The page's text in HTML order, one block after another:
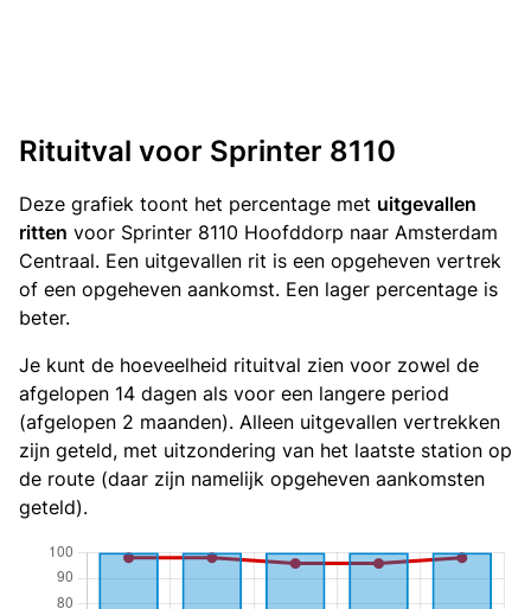
Rituitval voor Sprinter 8110
Deze grafiek toont het percentage met uitgevallen
ritten voor Sprinter 8110 Hoofddorp naar Amsterdam
Centraal. Een uitgevallen rit is een opgeheven vertrek
of een opgeheven aankomst. Een lager percentage is
beter.
Je kunt de hoeveelheid rituitval zien voor zowel de
afgelopen 14 dagen als voor een langere period
(afgelopen 2 maanden). Alleen uitgevallen vertrekken
zijn geteld, met uitzondering van het laatste station op
de route (daar zijn namelijk opgeheven aankomsten
geteld).